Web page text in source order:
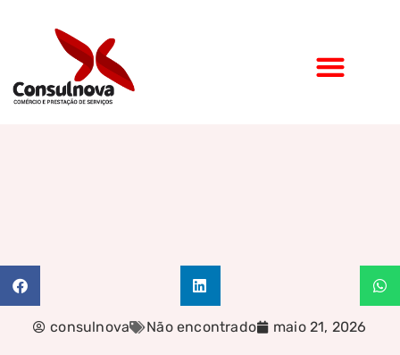
consulnova Não encontrado maio 21, 2026